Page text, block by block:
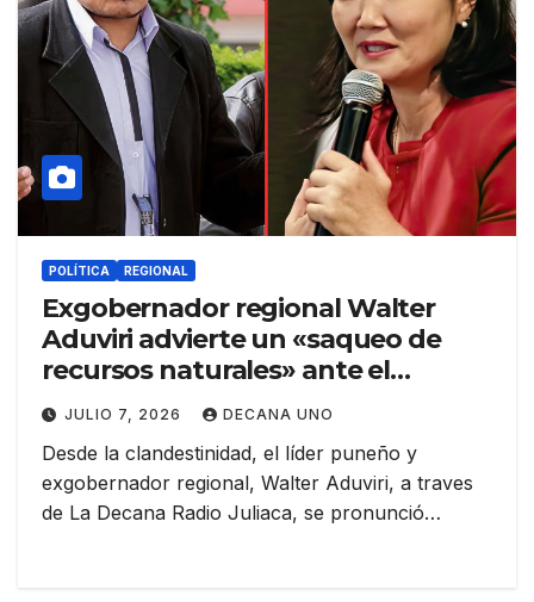
POLÍTICA REGIONAL
Exgobernador regional Walter
Aduviri advierte un «saqueo de
recursos naturales» ante el
mandato de Keiko Fujimori
JULIO 7, 2026 DECANA UNO
Desde la clandestinidad, el líder puneño y
exgobernador regional, Walter Aduviri, a traves
de La Decana Radio Juliaca, se pronunció…